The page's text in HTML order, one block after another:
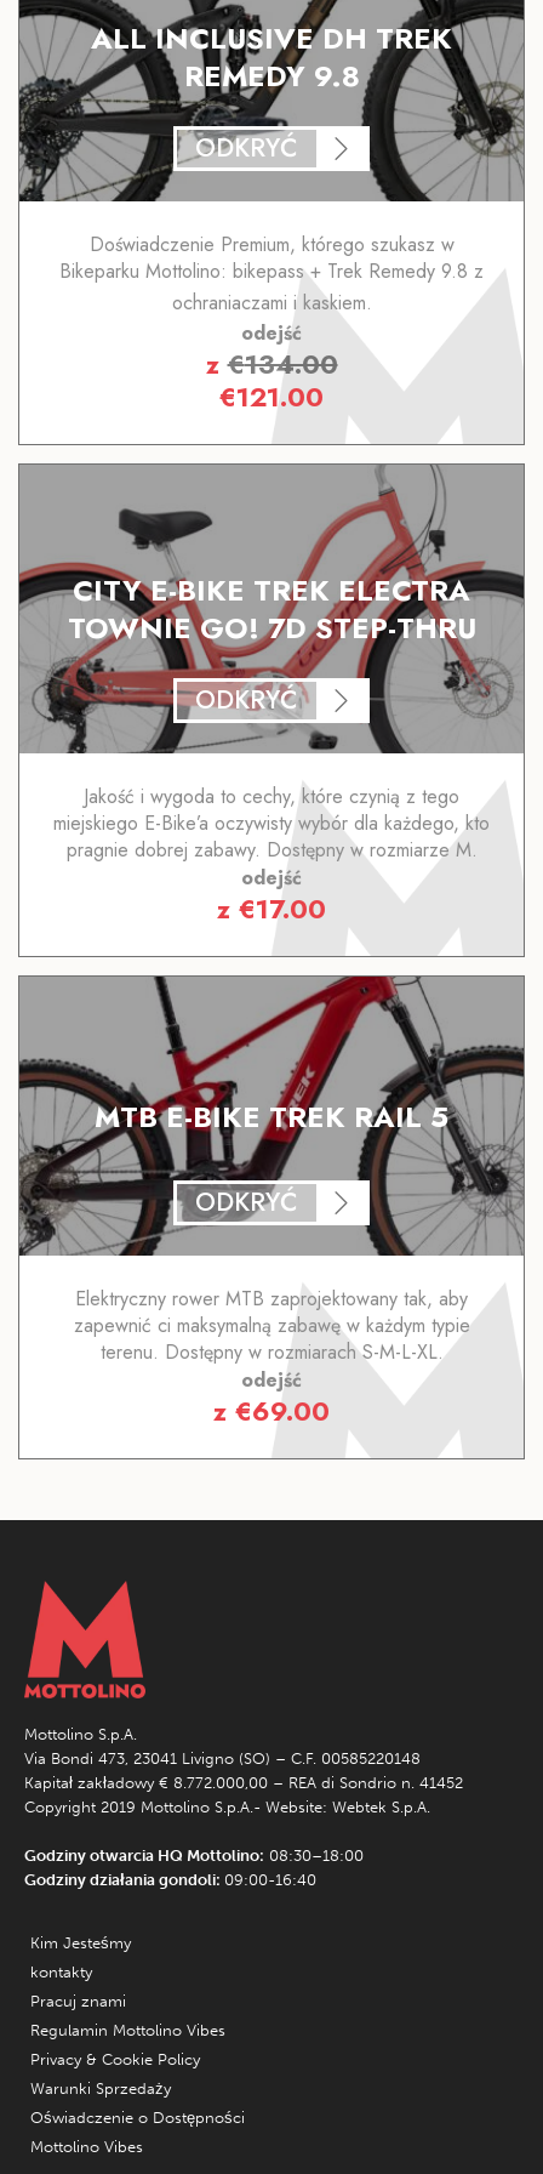
ALL INCLUSIVE DH TREK
REMEDY 9.8
ODKRYĆ
Doświadczenie Premium, którego szukasz w
Bikeparku Mottolino: bikepass + Trek Remedy 9.8 z
ochraniaczami i kaskiem.
odejść
z€134.00
€121.00
CITY E-BIKE TREK ELECTRA
TOWNIE GO! 7D STEP-THRU
ODKRYĆ
Jakość i wygoda to cechy, które czynią z tego
miejskiego E-Bike’a oczywisty wybór dla każdego, kto
pragnie dobrej zabawy. Dostępny w rozmiarze M.
odejść
z €17.00
MTB E-BIKE TREK RAIL 5
ODKRYĆ
Elektryczny rower MTB zaprojektowany tak, aby
zapewnić ci maksymalną zabawę w każdym typie
terenu. Dostępny w rozmiarach S-M-L-XL.
odejść
z €69.00
Mottolino S.p.A.
Via Bondi 473, 23041 Livigno (SO) – C.F. 00585220148
Kapitał zakładowy € 8.772.000,00 – REA di Sondrio n. 41452
Copyright 2019 Mottolino S.p.A.- Website: Webtek S.p.A.
Godziny otwarcia HQ Mottolino: 08:30–18:00
Godziny działania gondoli: 09:00-16:40
Kim Jesteśmy
kontakty
Pracuj znami
Regulamin Mottolino Vibes
Privacy & Cookie Policy
Warunki Sprzedaży
Oświadczenie o Dostępności
Mottolino Vibes